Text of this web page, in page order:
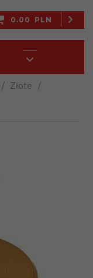
0.00 PLN
Złote